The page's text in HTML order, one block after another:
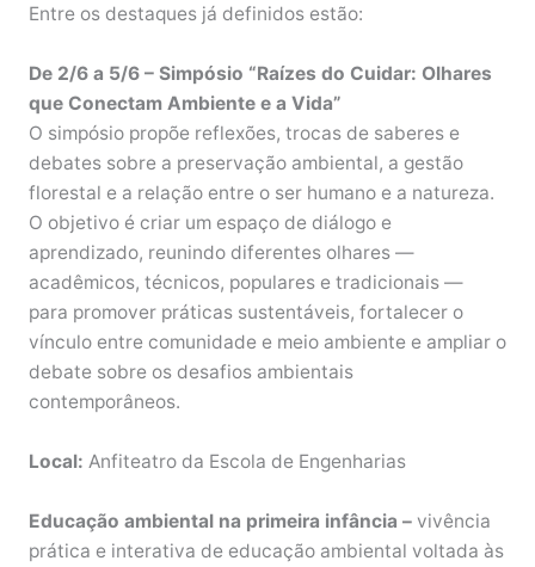
Entre os destaques já definidos estão:
De 2/6 a 5/6 – Simpósio “Raízes do Cuidar: Olhares
que Conectam Ambiente e a Vida”
O simpósio propõe reflexões, trocas de saberes e
debates sobre a preservação ambiental, a gestão
florestal e a relação entre o ser humano e a natureza.
O objetivo é criar um espaço de diálogo e
aprendizado, reunindo diferentes olhares —
acadêmicos, técnicos, populares e tradicionais —
para promover práticas sustentáveis, fortalecer o
vínculo entre comunidade e meio ambiente e ampliar o
debate sobre os desafios ambientais
contemporâneos.
Local: Anfiteatro da Escola de Engenharias
Educação ambiental na primeira infância –vivência
prática e interativa de educação ambiental voltada às